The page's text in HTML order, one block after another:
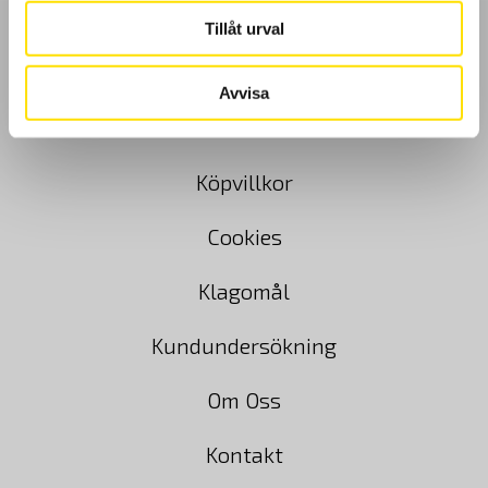
Tillåt urval
Avvisa
GDPR
Köpvillkor
Cookies
Klagomål
Kundundersökning
Om Oss
Kontakt